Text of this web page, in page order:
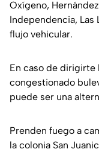
Oxígeno,
Independencia,
flujo vehicular.
En caso de dirigirte
congestionado
puede ser una
Prenden fuego a
la colonia San